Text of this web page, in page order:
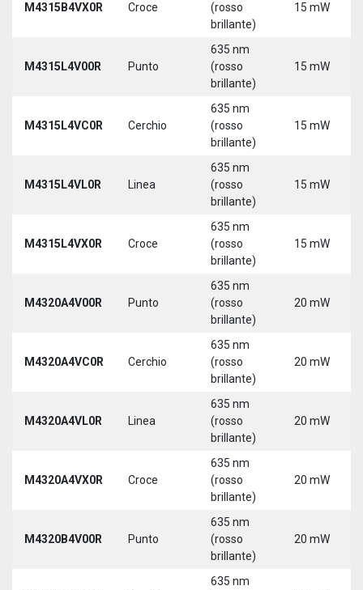
M4315B4VX0R Croce
(rosso
brillante)
15 mW
M4315L4V00R Punto
635 nm
(rosso
brillante)
15 mW
M4315L4VC0R Cerchio
635 nm
(rosso
brillante)
15 mW
M4315L4VL0R Linea
635 nm
(rosso
brillante)
15 mW
M4315L4VX0R Croce
635 nm
(rosso
brillante)
15 mW
M4320A4V00R Punto
635 nm
(rosso
brillante)
20 mW
M4320A4VC0R Cerchio
635 nm
(rosso
brillante)
20 mW
M4320A4VL0R Linea
635 nm
(rosso
brillante)
20 mW
M4320A4VX0R Croce
635 nm
(rosso
brillante)
20 mW
M4320B4V00R Punto
635 nm
(rosso
brillante)
20 mW
635 nm